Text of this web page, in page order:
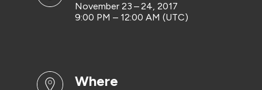
November 23 – 24, 2017
9:00 PM – 12:00 AM (UTC)
where